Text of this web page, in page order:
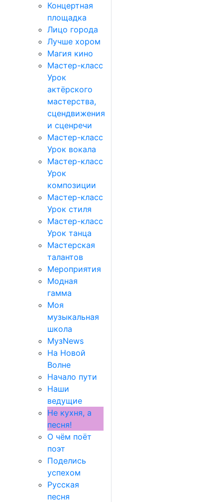
Концертная
площадка
Лицо города
Лучше хором
Магия кино
Мастер-класс
Урок
актёрского
мастерства,
сцендвижения
и сценречи
Мастер-класс
Урок вокала
Мастер-класс
Урок
композиции
Мастер-класс
Урок стиля
Мастер-класс
Урок танца
Мастерская
талантов
Мероприятия
Модная
гамма
Моя
музыкальная
школа
МузNews
На Новой
Волне
Начало пути
Наши
ведущие
Не кухня, а
песня!
О чём поёт
поэт
Поделись
успехом
Русская
песня